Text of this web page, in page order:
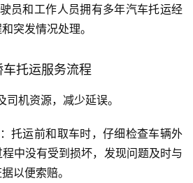
员和工作人员拥有多年汽车托运经
突发情况处理。
托运服务流程
司机资源，减少延误。
托运前和取车时，仔细检查车辆外
中没有受到损坏，发现问题及时与
以便索赔。